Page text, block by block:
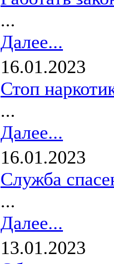
...
Далее...
16.01.2023
Стоп
...
Далее...
16.01.2023
Служба
...
Далее...
13.01.2023